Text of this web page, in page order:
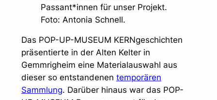
Passant*innen für unser Projekt.
Foto: Antonia Schnell.
Das POP-UP-MUSEUM KERNgeschichten
präsentierte in der Alten Kelter in
Gemmrigheim eine Materialauswahl aus
dieser so entstandenen temporären
Sammlung. Darüber hinaus war das POP-